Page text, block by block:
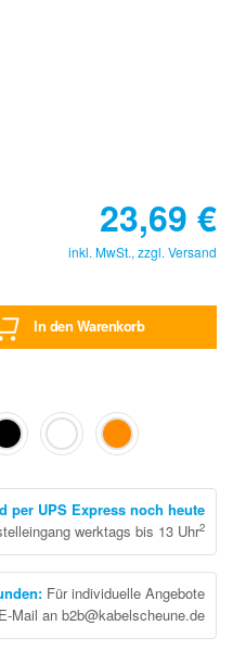
23,69 €
inkl. MwSt., zzgl. Versand
In den Warenkorb
per UPS Express noch heute
werktags bis 13 Uhr2
: Für individuelle Angebote
Mail an b2b@kabelscheune.de